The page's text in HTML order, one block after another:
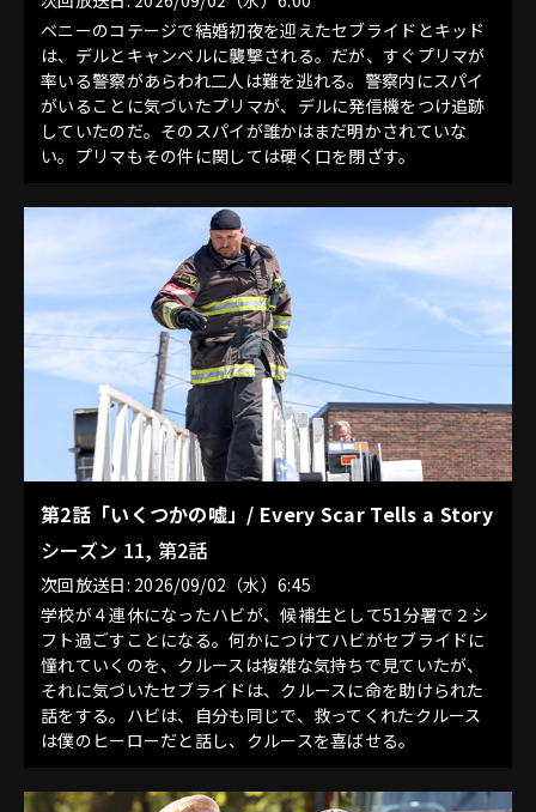
ベニーのコテージで結婚初夜を迎えたセブライドとキッド
は、デルとキャンベルに襲撃される。だが、すぐプリマが
率いる警察があらわれ二人は難を逃れる。警察内にスパイ
がいることに気づいたプリマが、デルに発信機をつけ追跡
していたのだ。そのスパイが誰かはまだ明かされていな
い。プリマもその件に関しては硬く口を閉ざす。
第2話「いくつかの嘘」/ Every Scar Tells a Story
シーズン 11, 第2話
次回放送日: 2026/09/02（水）6:45
学校が４連休になったハビが、候補生として51分署で２シ
フト過ごすことになる。何かにつけてハビがセブライドに
憧れていくのを、クルースは複雑な気持ちで見ていたが、
それに気づいたセブライドは、クルースに命を助けられた
話をする。ハビは、自分も同じで、救ってくれたクルース
は僕のヒーローだと話し、クルースを喜ばせる。